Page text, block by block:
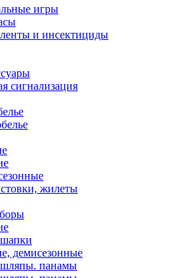
игры
и инсектициды
сигнализация
жилеты
шапки
демисезонные
шляпы. панамы